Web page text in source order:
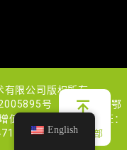
回到顶部
有限公司版权所有
号
鄂
值电信业务经营许可证：
English